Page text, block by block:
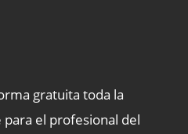
gratuita toda la
el profesional del